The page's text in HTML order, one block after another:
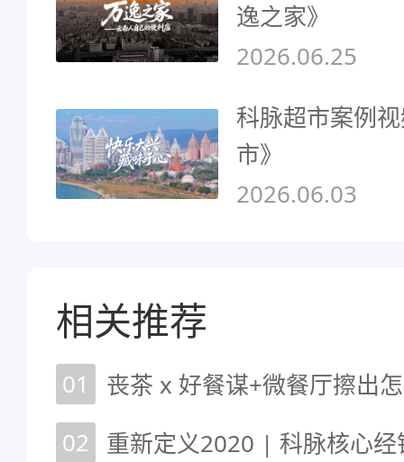
逸之家》
2026.06.25
科脉超市案例
市》
2026.06.03
相关推荐
01
丧茶 x 好餐谋+微餐厅擦出
02